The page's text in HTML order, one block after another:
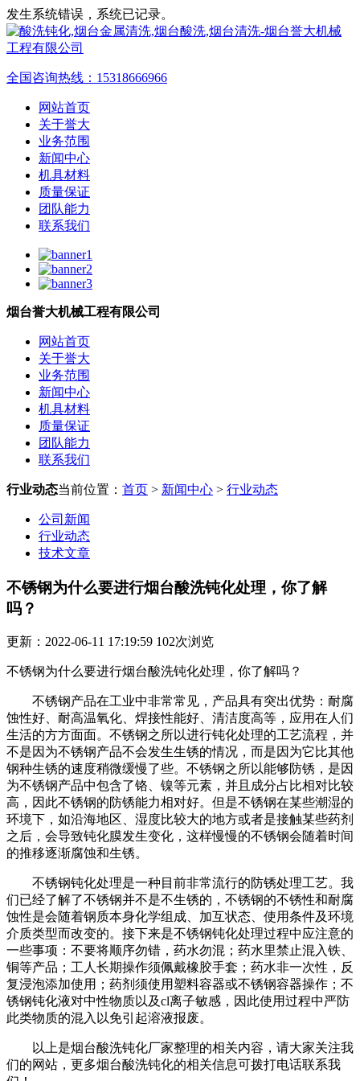
发生系统错误，系统已记录。
全国咨询热线： 15318666966
网站首页
关于誉大
业务范围
新闻中心
机具材料
质量保证
团队能力
联系我们
烟台誉大机械工程有限公司
网站首页
关于誉大
业务范围
新闻中心
机具材料
质量保证
团队能力
联系我们
行业动态当前位置： 首页 > 新闻中心 > 行业动态
公司新闻
行业动态
技术文章
不锈钢为什么要进行烟台酸洗钝化处理，你了解
吗？
更新：2022-06-11 17:19:59 102次浏览
不锈钢为什么要进行烟台酸洗钝化处理，你了解吗？
不锈钢产品在工业中非常常见，产品具有突出优势：耐腐
蚀性好、耐高温氧化、焊接性能好、清洁度高等，应用在人们
生活的方方面面。不锈钢之所以进行钝化处理的工艺流程，并
不是因为不锈钢产品不会发生生锈的情况，而是因为它比其他
钢种生锈的速度稍微缓慢了些。不锈钢之所以能够防锈，是因
为不锈钢产品中包含了铬、镍等元素，并且成分占比相对比较
高，因此不锈钢的防锈能力相对好。但是不锈钢在某些潮湿的
环境下，如沿海地区、湿度比较大的地方或者是接触某些药剂
之后，会导致钝化膜发生变化，这样慢慢的不锈钢会随着时间
的推移逐渐腐蚀和生锈。
不锈钢钝化处理是一种目前非常流行的防锈处理工艺。我
们已经了解了不锈钢并不是不生锈的，不锈钢的不锈性和耐腐
蚀性是会随着钢质本身化学组成、加互状态、使用条件及环境
介质类型而改变的。接下来是不锈钢钝化处理过程中应注意的
一些事项：不要将顺序勿错，药水勿混；药水里禁止混入铁、
铜等产品；工人长期操作须佩戴橡胶手套；药水非一次性，反
复浸泡添加使用；药剂须使用塑料容器或不锈钢容器操作；不
锈钢钝化液对中性物质以及cl离子敏感，因此使用过程中严防
此类物质的混入以免引起溶液报废。
以上是烟台酸洗钝化厂家整理的相关内容，请大家关注我
们的网站，更多烟台酸洗钝化的相关信息可拨打电话联系我